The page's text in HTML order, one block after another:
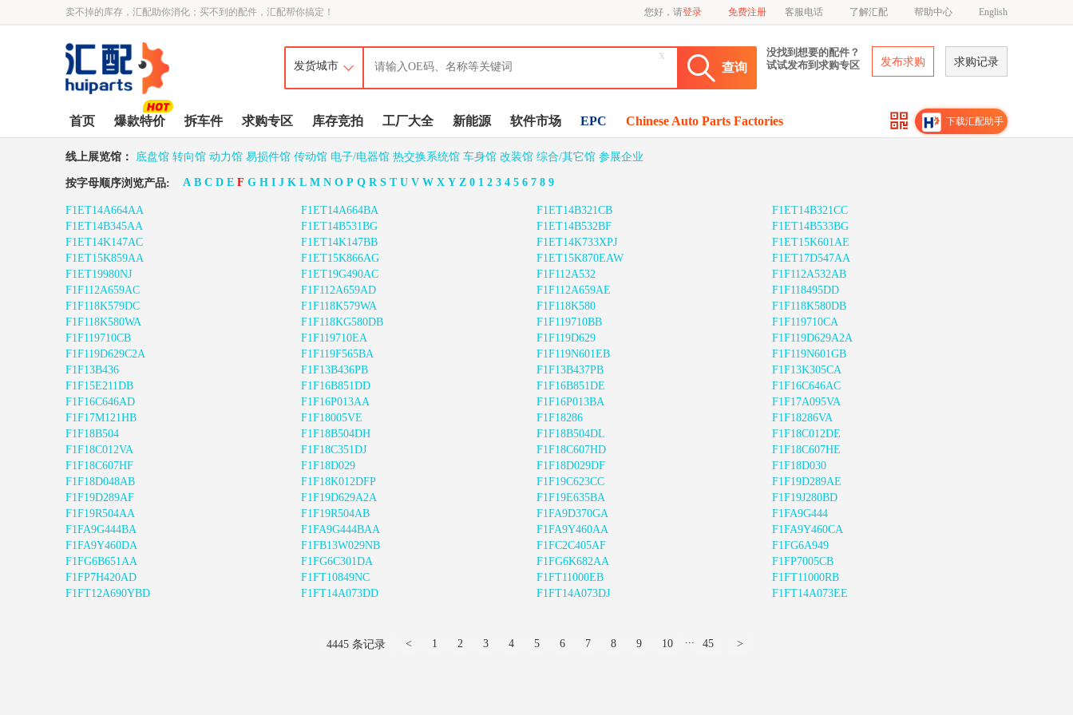
卖不掉的库存，汇配助你消化；买不到的配件，汇配帮你搞定！ 您好，请登录 免费注册 客服电话 了解汇配 帮助中心 English
查询
x
没找到想要的配件？
试试发布到求购专区
发布求购 求购记录
首页 爆款特价 拆车件 求购专区 库存竞拍 工厂大全 新能源 软件市场 EPC Chinese Auto Parts Factories 下载汇配助手
线上展览馆： 底盘馆 转向馆 动力馆 易损件馆 传动馆 电子/电器馆 热交换系统馆 车身馆 改装馆 综合/其它馆 参展企业
按字母顺序浏览产品: A B C D E F G H I J K L M N O P Q R S T U V W X Y Z 0 1 2 3 4 5 6 7 8 9
F1ET14A664AA F1ET14A664BA F1ET14B321CB
F1ET14B321CC
F1ET14B345AA
F1ET14B531BG F1ET14B532BF
F1ET14B533BG
F1ET14K147AC
F1ET14K147BB F1ET14K733XPJ
F1ET15K601AE
F1ET15K859AA
F1ET15K866AG F1ET15K870EAW
F1ET17D547AA
F1ET19980NJ
F1ET19G490AC F1F112A532
F1F112A532AB
F1F112A659AC
F1F112A659AD F1F112A659AE
F1F118495DD
F1F118K579DC
F1F118K579WA F1F118K580
F1F118K580DB
F1F118K580WA
F1F118KG580DB F1F119710BB
F1F119710CA
F1F119710CB
F1F119710EA F1F119D629
F1F119D629A2A
F1F119D629C2A
F1F119F565BA F1F119N601EB
F1F119N601GB
F1F13B436
F1F13B436PB F1F13B437PB
F1F13K305CA
F1F15E211DB
F1F16B851DD F1F16B851DE
F1F16C646AC
F1F16C646AD
F1F16P013AA F1F16P013BA
F1F17A095VA
F1F17M121HB
F1F18005VE F1F18286
F1F18286VA
F1F18B504
F1F18B504DH F1F18B504DL
F1F18C012DE
F1F18C012VA
F1F18C351DJ F1F18C607HD
F1F18C607HE
F1F18C607HF
F1F18D029 F1F18D029DF
F1F18D030
F1F18D048AB
F1F18K012DFP F1F19C623CC
F1F19D289AE
F1F19D289AF
F1F19D629A2A F1F19E635BA
F1F19J280BD
F1F19R504AA
F1F19R504AB F1FA9D370GA
F1FA9G444
F1FA9G444BA
F1FA9G444BAA F1FA9Y460AA
F1FA9Y460CA
F1FA9Y460DA
F1FB13W029NB F1FC2C405AF
F1FG6A949
F1FG6B651AA
F1FG6C301DA F1FG6K682AA
F1FP7005CB
F1FP7H420AD
F1FT10849NC F1FT11000EB
F1FT11000RB
F1FT12A690YBD
F1FT14A073DD F1FT14A073DJ F1FT14A073EE
4445 条记录 < 1 2 3 4 5 6 7 8 9 10 ... 45 >